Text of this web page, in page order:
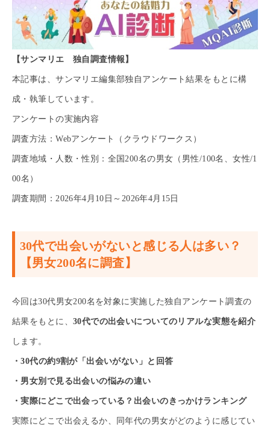
【サンマリエ 独自調査情報】
本記事は、サンマリエ編集部独自アンケート結果をもとに構
成・執筆しています。
アンケートの実施内容
調査方法：Webアンケート（クラウドワークス）
調査地域・人数・性別：全国200名の男女（男性/100名、女性/1
00名）
調査期間：2026年4月10日～2026年4月15日
30代で出会いがないと感じる人は多い？
【男女200名に調査】
今回は30代男女200名を対象に実施した独自アンケート調査の
結果をもとに、 30代での出会いについてのリアルな実態を紹介
します。
・30代の約9割が「出会いがない」と回答
・男女別で見る出会いの悩みの違い
・実際にどこで出会っている？出会いのきっかけランキング
実際にどこで出会えるか、同年代の男女がどのように感じてい